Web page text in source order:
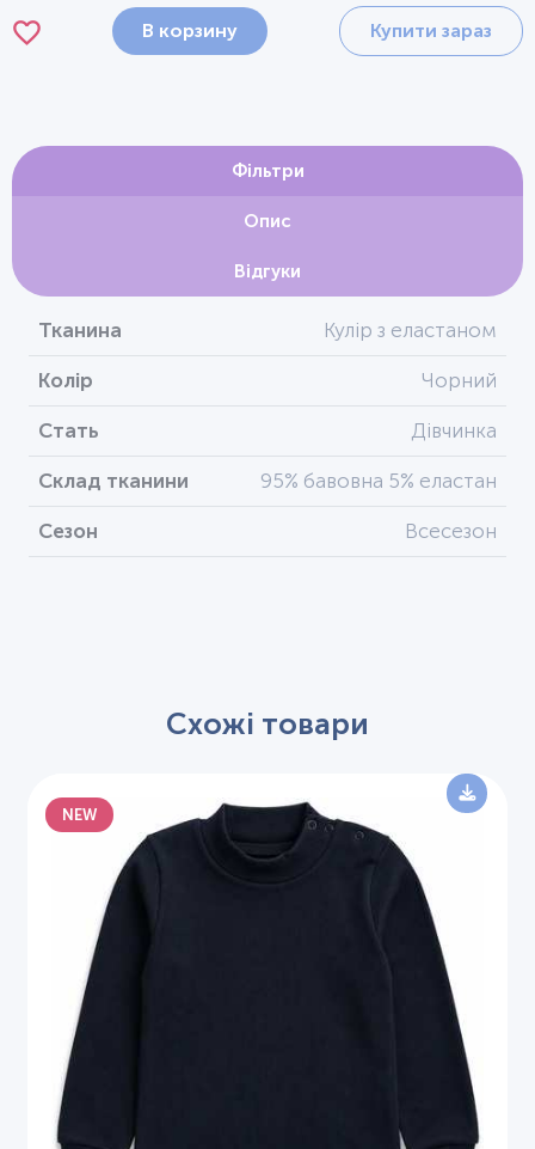
В корзину Купити зараз
Фільтри
Опис
Відгуки
Тканина Кулір з еластаном
Колір Чорний
Стать Дівчинка
Склад тканини 95% бавовна 5% еластан
Сезон Всесезон
Схожі товари
NEW